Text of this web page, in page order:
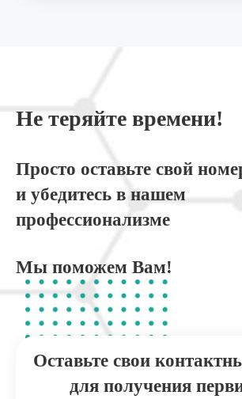
Не теряйте времени!
Просто оставьте свой
и убедитесь в нашем
профессионализме
Мы поможем Вам!
Оставьте свои
для получения